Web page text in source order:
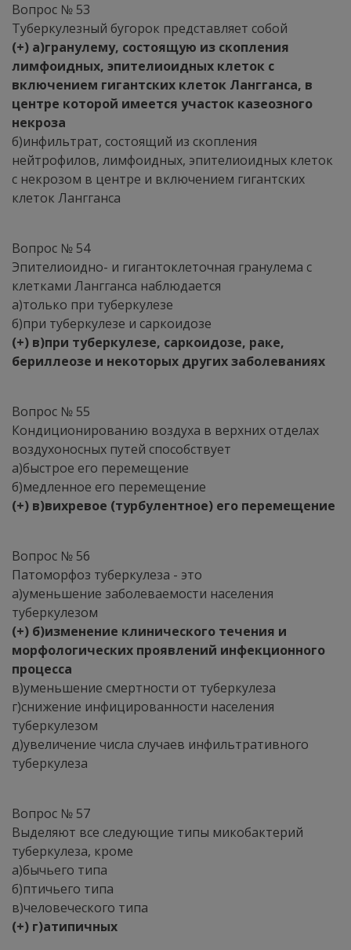
Вопрос № 53
Туберкулезный бугорок представляет собой
(+) а)гранулему, состоящую из скопления
лимфоидных, эпителиоидных клеток с
включением гигантских клеток Лангганса, в
центре которой имеется участок казеозного
некроза
б)инфильтрат, состоящий из скопления
нейтрофилов, лимфоидных, эпителиоидных клеток
с некрозом в центре и включением гигантских
клеток Лангганса
Вопрос № 54
Эпителиоидно- и гигантоклеточная гранулема с
клетками Лангганса наблюдается
а)только при туберкулезе
б)при туберкулезе и саркоидозе
(+) в)при туберкулезе, саркоидозе, раке,
бериллеозе и некоторых других заболеваниях
Вопрос № 55
Кондиционированию воздуха в верхних отделах
воздухоносных путей способствует
а)быстрое его перемещение
б)медленное его перемещение
(+) в)вихревое (турбулентное) его перемещение
Вопрос № 56
Патоморфоз туберкулеза - это
а)уменьшение заболеваемости населения
туберкулезом
(+) б)изменение клинического течения и
морфологических проявлений инфекционного
процесса
в)уменьшение смертности от туберкулеза
г)снижение инфицированности населения
туберкулезом
д)увеличение числа случаев инфильтративного
туберкулеза
Вопрос № 57
Выделяют все следующие типы микобактерий
туберкулеза, кроме
а)бычьего типа
б)птичьего типа
в)человеческого типа
(+) г)атипичных